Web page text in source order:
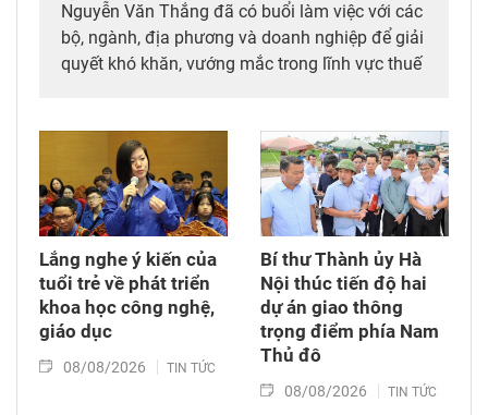
Nguyễn Văn Thắng đã có buổi làm việc với các
bộ, ngành, địa phương và doanh nghiệp để giải
quyết khó khăn, vướng mắc trong lĩnh vực thuế
Lắng nghe ý kiến của
tuổi trẻ về phát triển
khoa học công nghệ,
giáo dục
08/08/2026 TIN TỨC
Bí thư Thành ủy Hà
Nội thúc tiến độ hai
dự án giao thông
trọng điểm phía Nam
Thủ đô
08/08/2026 TIN TỨC